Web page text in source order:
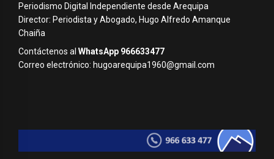
Periodismo Digital Independiente desde Arequipa
Director: Periodista y Abogado, Hugo Alfredo Amanque
Chaiña
Contáctenos al WhatsApp 966633477
Correo electrónico: hugoarequipa1960@gmail.com